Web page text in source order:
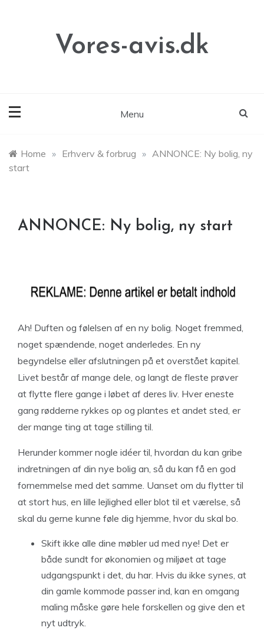
Vores-avis.dk
Menu
Home » Erhverv & forbrug » ANNONCE: Ny bolig, ny
start
ANNONCE: Ny bolig, ny start
Ah! Duften og følelsen af en ny bolig. Noget fremmed,
noget spændende, noget anderledes. En ny
begyndelse eller afslutningen på et overstået kapitel.
Livet består af mange dele, og langt de fleste prøver
at flytte flere gange i løbet af deres liv. Hver eneste
gang rødderne rykkes op og plantes et andet sted, er
der mange ting at tage stilling til.
Herunder kommer nogle idéer til, hvordan du kan gribe
indretningen af din nye bolig an, så du kan få en god
fornemmelse med det samme. Uanset om du flytter til
at stort hus, en lille lejlighed eller blot til et værelse, så
skal du gerne kunne føle dig hjemme, hvor du skal bo.
Skift ikke alle dine møbler ud med nye! Det er
både sundt for økonomien og miljøet at tage
udgangspunkt i det, du har. Hvis du ikke synes, at
din gamle kommode passer ind, kan en omgang
maling måske gøre hele forskellen og give den et
nyt udtryk.